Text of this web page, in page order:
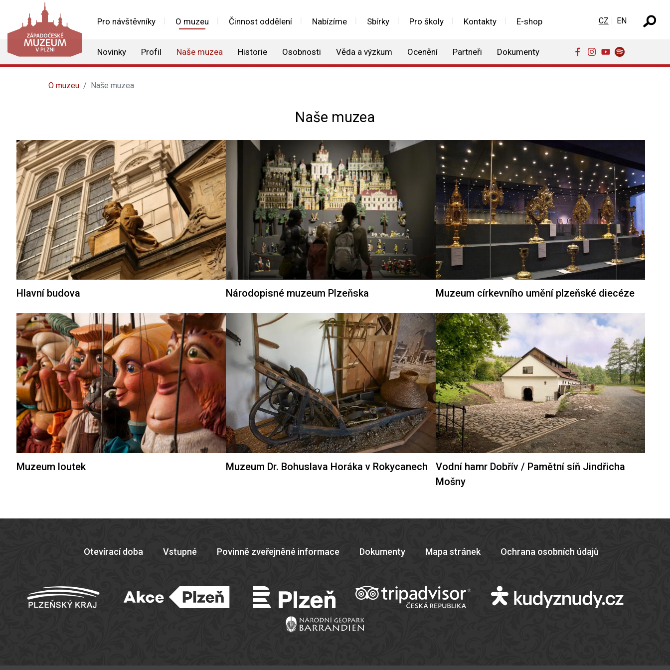
Pro návštěvníky O muzeu Činnost oddělení Nabízíme Sbírky Pro školy Kontakty E-shop
Novinky Profil Naše muzea Historie Osobnosti Věda a výzkum Ocenění Partneři Dokumenty
Zvolte jazyk
CZ EN
O muzeu Naše muzea
Naše muzea
Hlavní budova Národopisné muzeum Plzeňska Muzeum církevního umění plzeňské diecéze
Muzeum loutek Muzeum Dr. Bohuslava Horáka v Rokycanech
Vodní hamr Dobřív / Pamětní síň Jindřicha
Mošny
Otevírací doba Vstupné Povinně zveřejněné informace Dokumenty Mapa stránek Ochrana osobních údajů